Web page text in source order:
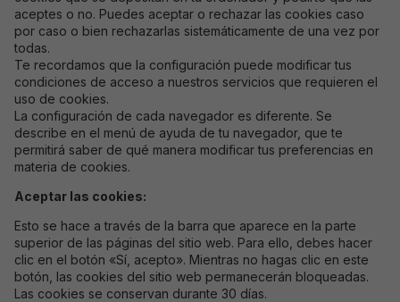
aceptes o no. Puedes aceptar o rechazar las cookies caso
por caso o bien rechazarlas sistemáticamente de una vez por
todas.
Te recordamos que la configuración puede modificar tus
condiciones de acceso a nuestros servicios que requieren el
uso de cookies.
La configuración de cada navegador es diferente. Se
describe en el menú de ayuda de tu navegador, que te
permitirá saber de qué manera modificar tus preferencias en
materia de cookies.
Aceptar las cookies:
Esto se hace a través de la barra que aparece en la parte
superior de las páginas del sitio web. Para ello, debes hacer
clic en el botón «Sí, acepto». Mientras no hagas clic en este
botón, las cookies del sitio web permanecerán bloqueadas.
Las cookies se conservan durante 30 días.